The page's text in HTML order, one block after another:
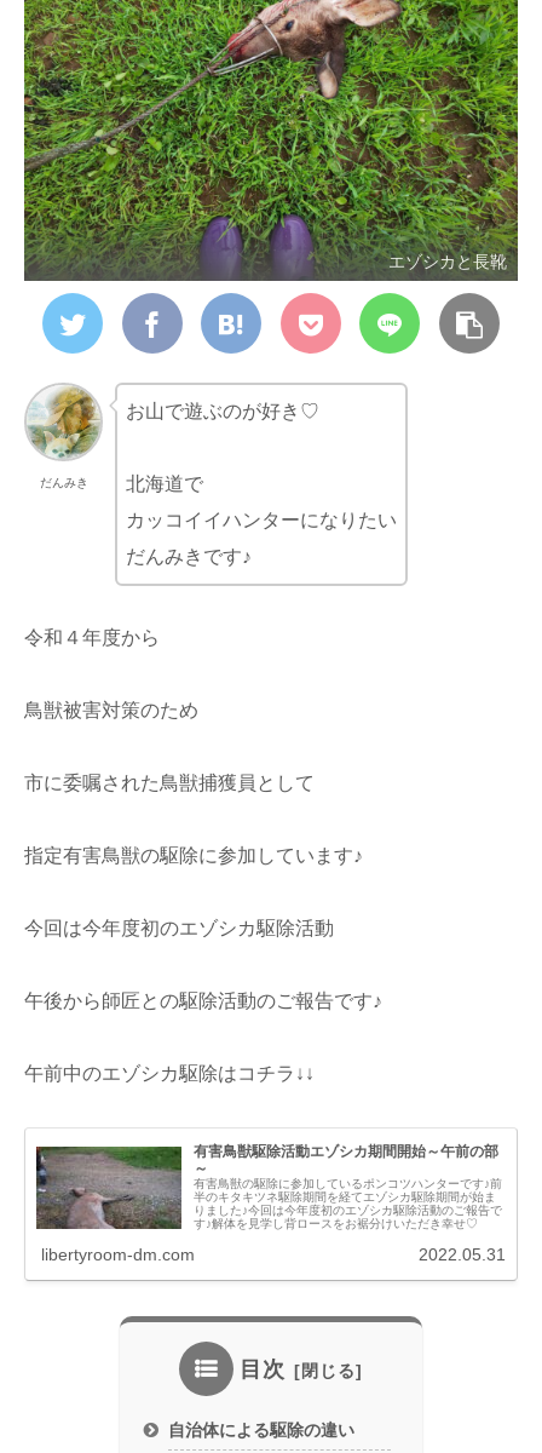
エゾシカと長靴
だんみき
お山で遊ぶのが好き♡
北海道で
カッコイイハンターになりたい
だんみきです♪
令和４年度から
鳥獣被害対策のため
市に委嘱された鳥獣捕獲員として
指定有害鳥獣の駆除に参加しています♪
今回は今年度初のエゾシカ駆除活動
午後から師匠との駆除活動のご報告です♪
午前中のエゾシカ駆除はコチラ↓↓
有害鳥獣駆除活動エゾシカ期間開始～午前の部
～
有害鳥獣の駆除に参加しているポンコツハンターです♪前
半のキタキツネ駆除期間を経てエゾシカ駆除期間が始ま
りました♪今回は今年度初のエゾシカ駆除活動のご報告で
す♪解体を見学し背ロースをお裾分けいただき幸せ♡
libertyroom-dm.com 2022.05.31
目次
自治体による駆除の違い